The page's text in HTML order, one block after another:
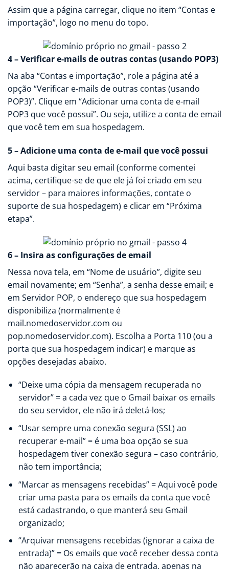
Assim que a página carregar, clique no item “Contas e
importação”, logo no menu do topo.
4 – Verificar e-mails de outras contas (usando POP3)
Na aba “Contas e importação”, role a página até a
opção “Verificar e-mails de outras contas (usando
POP3)”. Clique em “Adicionar uma conta de e-mail
POP3 que você possui”. Ou seja, utilize a conta de email
que você tem em sua hospedagem.
5 – Adicione uma conta de e-mail que você possui
Aqui basta digitar seu email (conforme comentei
acima, certifique-se de que ele já foi criado em seu
servidor – para maiores informações, contate o
suporte de sua hospedagem) e clicar em “Próxima
etapa”.
6 – Insira as configurações de email
Nessa nova tela, em “Nome de usuário”, digite seu
email novamente; em “Senha”, a senha desse email; e
em Servidor POP, o endereço que sua hospedagem
disponibiliza (normalmente é
mail.nomedoservidor.com ou
pop.nomedoservidor.com). Escolha a Porta 110 (ou a
porta que sua hospedagem indicar) e marque as
opções desejadas abaixo.
“Deixe uma cópia da mensagem recuperada no
servidor” = a cada vez que o Gmail baixar os emails
do seu servidor, ele não irá deletá-los;
“Usar sempre uma conexão segura (SSL) ao
recuperar e-mail” = é uma boa opção se sua
hospedagem tiver conexão segura – caso contrário,
não tem importância;
“Marcar as mensagens recebidas” = Aqui você pode
criar uma pasta para os emails da conta que você
está cadastrando, o que manterá seu Gmail
organizado;
“Arquivar mensagens recebidas (ignorar a caixa de
entrada)” = Os emails que você receber dessa conta
não aparecerão na caixa de entrada, apenas na